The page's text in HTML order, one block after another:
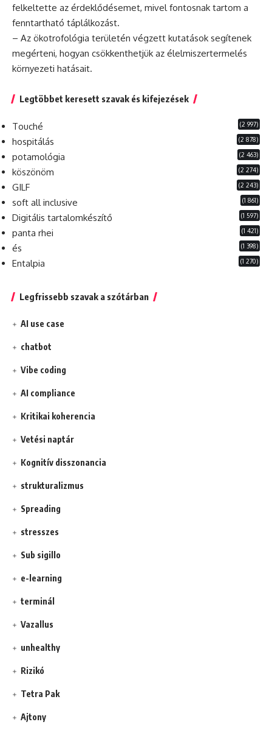
felkeltette az érdeklődésemet, mivel fontosnak tartom a
fenntartható táplálkozást.
– Az ökotrofológia területén végzett kutatások segítenek
megérteni, hogyan csökkenthetjük az élelmiszertermelés
környezeti hatásait.
Legtöbbet keresett szavak és kifejezések
Touché (2 997)
hospitálás (2 878)
potamológia (2 463)
köszönöm (2 274)
GILF (2 243)
soft all inclusive (1 861)
Digitális tartalomkészítő (1 597)
panta rhei (1 421)
és (1 398)
Entalpia (1 270)
Legfrissebb szavak a szótárban
AI use case
chatbot
Vibe coding
AI compliance
Kritikai koherencia
Vetési naptár
Kognitív disszonancia
strukturalizmus
Spreading
stresszes
Sub sigillo
e-learning
terminál
Vazallus
unhealthy
Rizikó
Tetra Pak
Ajtony